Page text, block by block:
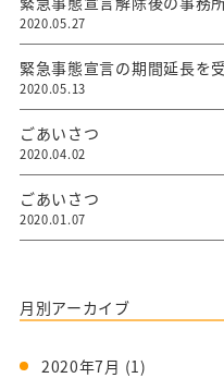
2020.05.27
緊急事態宣言の期間延長を
2020.05.13
ごあいさつ
2020.04.02
ごあいさつ
2020.01.07
月別アーカイブ
2020年7月 (1)